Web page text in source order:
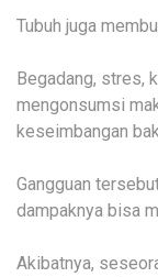
Tubuh juga
Begadang, stres,
mengonsumsi
keseimbangan
Gangguan
dampaknya bisa
Akibatnya,